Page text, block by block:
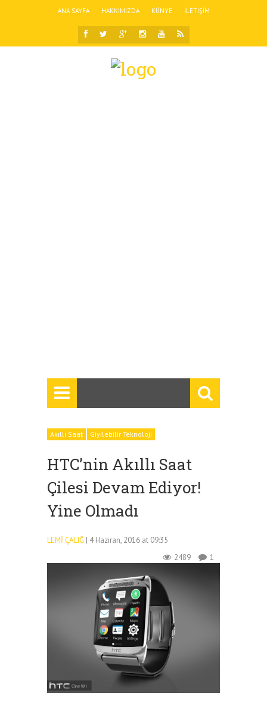
ANA SAYFA HAKKIMIZDA KÜNYE İLETIŞIM
Akıllı Saat Giyilebilir Teknoloji
HTC’nin Akıllı Saat
Çilesi Devam Ediyor!
Yine Olmadı
LEMI ÇALIĞ | 4 Haziran, 2016 at 09:35
2489
1